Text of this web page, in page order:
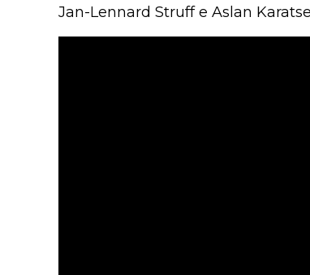
Jan-Lennard Struff e Aslan